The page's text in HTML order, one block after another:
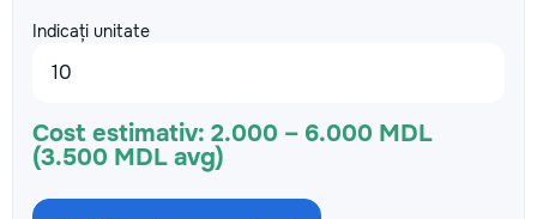
Indicați unitate
Cost estimativ: 2.000 – 6.000 MDL
(3.500 MDL avg)